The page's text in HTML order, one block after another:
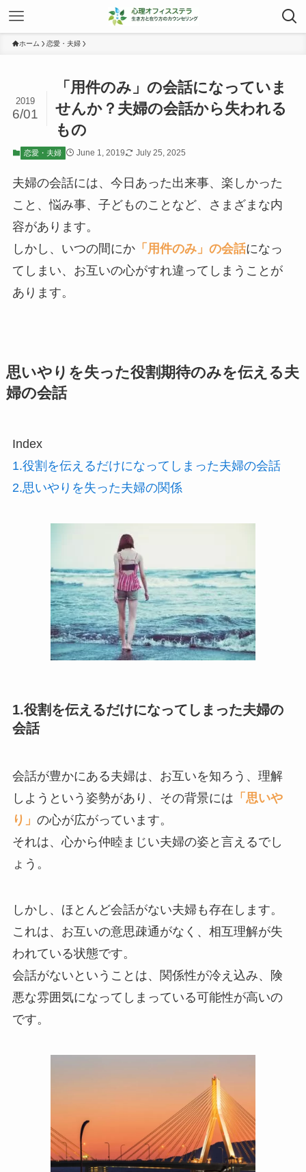
ホーム 恋愛・夫婦
「用件のみ」の会話になっていま
せんか？夫婦の会話から失われる
もの
2019
6/01
恋愛・夫婦 June 1, 2019 July 25, 2025
夫婦の会話には、今日あった出来事、楽しかった
こと、悩み事、子どものことなど、さまざまな内
容があります。
しかし、いつの間にか「用件のみ」の会話になっ
てしまい、お互いの心がすれ違ってしまうことが
あります。
思いやりを失った役割期待のみを伝える夫
婦の会話
Index
1.役割を伝えるだけになってしまった夫婦の会話
2.思いやりを失った夫婦の関係
1.役割を伝えるだけになってしまった夫婦の
会話
会話が豊かにある夫婦は、お互いを知ろう、理解
しようという姿勢があり、その背景には 「思いや
り」 の心が広がっています。
それは、心から仲睦まじい夫婦の姿と言えるでし
ょう。
しかし、ほとんど会話がない夫婦も存在します。
これは、お互いの意思疎通がなく、相互理解が失
われている状態です。
会話がないということは、関係性が冷え込み、険
悪な雰囲気になってしまっている可能性が高いの
です。